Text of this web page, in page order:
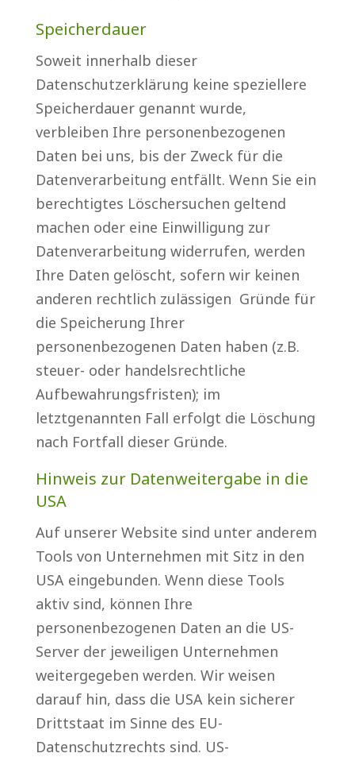
Speicherdauer
Soweit innerhalb dieser
Datenschutzerklärung keine speziellere
Speicherdauer genannt wurde,
verbleiben Ihre personenbezogenen
Daten bei uns, bis der Zweck für die
Datenverarbeitung entfällt. Wenn Sie ein
berechtigtes Löschersuchen geltend
machen oder eine Einwilligung zur
Datenverarbeitung widerrufen, werden
Ihre Daten gelöscht, sofern wir keinen
anderen rechtlich zulässigen Gründe für
die Speicherung Ihrer
personenbezogenen Daten haben (z.B.
steuer- oder handelsrechtliche
Aufbewahrungsfristen); im
letztgenannten Fall erfolgt die Löschung
nach Fortfall dieser Gründe.
Hinweis zur Datenweitergabe in die
USA
Auf unserer Website sind unter anderem
Tools von Unternehmen mit Sitz in den
USA eingebunden. Wenn diese Tools
aktiv sind, können Ihre
personenbezogenen Daten an die US-
Server der jeweiligen Unternehmen
weitergegeben werden. Wir weisen
darauf hin, dass die USA kein sicherer
Drittstaat im Sinne des EU-
Datenschutzrechts sind. US-